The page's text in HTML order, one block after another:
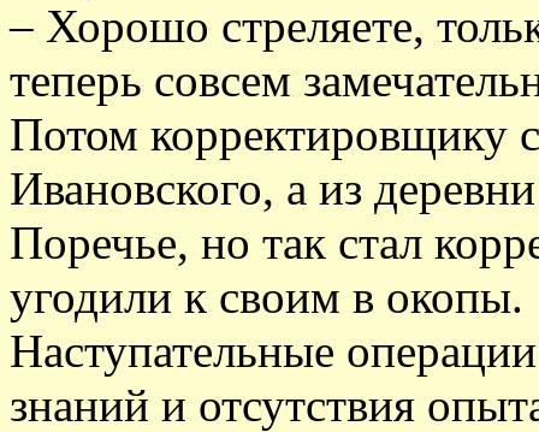
– Хорошо стреляете,
теперь совсем
Потом корректировщику
Ивановского, а из
Поречье, но так стал
угодили к своим в окопы.
Наступательные
знаний и отсутствия